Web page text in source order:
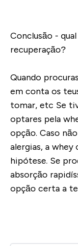
Conclusão -
recuperação?
Quando
em conta os
tomar, etc Se
optares pela
opção. Caso
alergias, a whey
hipótese. Se
absorção
opção certa a